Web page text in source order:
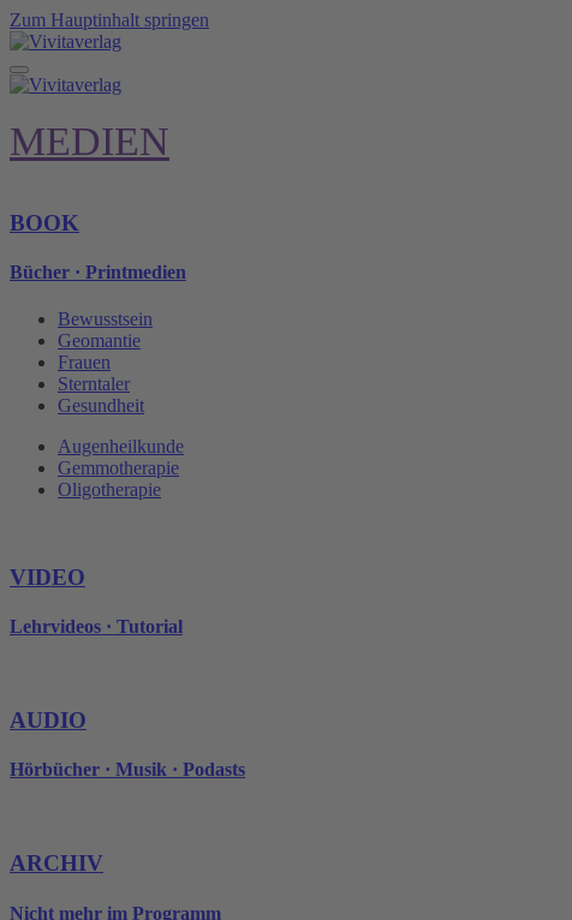
Zum Hauptinhalt springen
MEDIEN
BOOK
Bücher · Printmedien
Bewusstsein
Geomantie
Frauen
Sterntaler
Gesundheit
Augenheilkunde
Gemmotherapie
Oligotherapie
VIDEO
Lehrvideos · Tutorial
AUDIO
Hörbücher · Musik · Podasts
ARCHIV
Nicht mehr im Programm